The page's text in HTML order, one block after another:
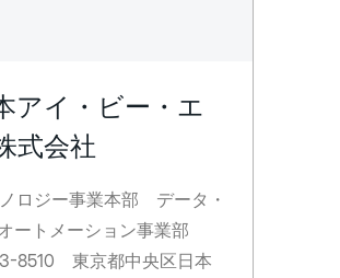
アイ・ビー・エ
式会社
ロジー事業本部 データ・
ートメーション事業部
8510 東京都中央区日本